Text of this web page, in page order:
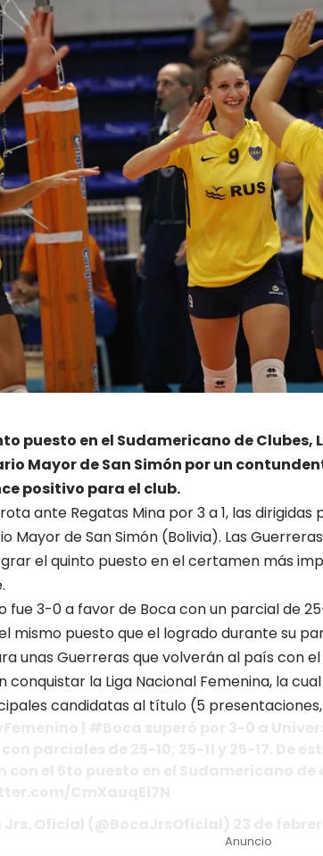
puesto en el Sudamericano de Clubes,
Mayor de San Simón por un
positivo para el club.
ante Regatas Mina por 3 a 1, las
Mayor de San Simón (Bolivia). Las
el quinto puesto en el certamen más
fue 3-0 a favor de Boca con un parcial de 25-
mismo puesto que el logrado durante su
unas Guerreras que volverán al país con
conquistar la Liga Nacional Femenina, la
candidatas al título (5
Anuncio